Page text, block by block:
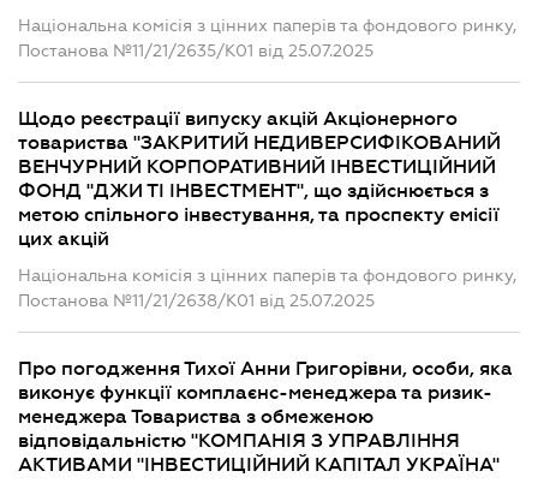
Національна комісія з цінних паперів та фондового ринку,
Постанова №11/21/2635/К01 від 25.07.2025
Щодо реєстрації випуску акцій Акціонерного
товариства "ЗАКРИТИЙ НЕДИВЕРСИФІКОВАНИЙ
ВЕНЧУРНИЙ КОРПОРАТИВНИЙ ІНВЕСТИЦІЙНИЙ
ФОНД "ДЖИ ТІ ІНВЕСТМЕНТ", що здійснюється з
метою спільного інвестування, та проспекту емісії
цих акцій
Національна комісія з цінних паперів та фондового ринку,
Постанова №11/21/2638/К01 від 25.07.2025
Про погодження Тихої Анни Григорівни, особи, яка
виконує функції комплаєнс-менеджера та ризик-
менеджера Товариства з обмеженою
відповідальністю "КОМПАНІЯ З УПРАВЛІННЯ
АКТИВАМИ "ІНВЕСТИЦІЙНИЙ КАПІТАЛ УКРАЇНА"